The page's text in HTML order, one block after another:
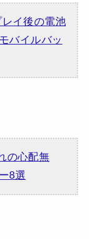
レイ後の電池
バイルバッ
の心配無
8選